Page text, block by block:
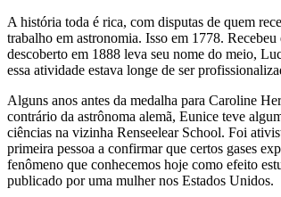
A história toda é rica, com disputas de quem
trabalho em astronomia. Isso em 1778.
descoberto em 1888 leva seu nome do meio,
essa atividade estava longe de ser
Alguns anos antes da medalha para Caroline
contrário da astrônoma alemã, Eunice teve
ciências na vizinha Renseelear School. Foi
primeira pessoa a confirmar que certos gases
fenômeno que conhecemos hoje como efeito
publicado por uma mulher nos Estados Unidos.